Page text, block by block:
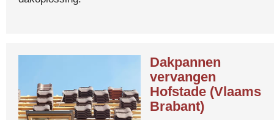
Dakpannen
vervangen
Hofstade (Vlaams
Brabant)